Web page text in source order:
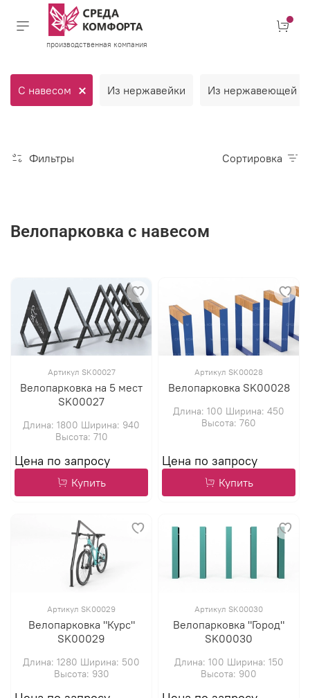
производственная компания
С навесом Из нержавейки Из нержавеющей
Фильтры Сортировка
Велопарковка с навесом
Артикул SK00027
Велопарковка на 5 мест
SK00027
Длина: 1800 Ширина: 940
Высота: 710
Купить
Артикул SK00028
Велопарковка SK00028
Длина: 100 Ширина: 450
Высота: 760
Купить
Артикул SK00029
Велопарковка "Курс"
SK00029
Длина: 1280 Ширина: 500
Высота: 930
Артикул SK00030
Велопарковка "Город"
SK00030
Длина: 100 Ширина: 150
Высота: 900